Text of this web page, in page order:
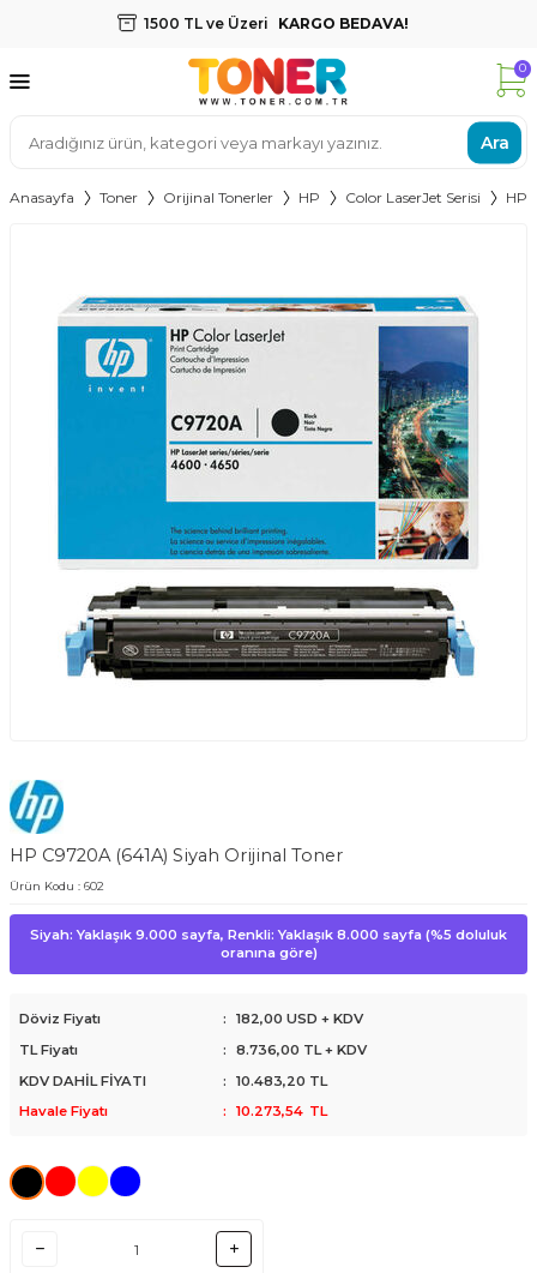
1500 TL ve Üzeri KARGO BEDAVA!
Ara
0
Anasayfa Toner Orijinal Tonerler HP Color LaserJet Serisi HP
HP C9720A (641A) Siyah Orijinal Toner
Ürün Kodu : 602
Siyah: Yaklaşık 9.000 sayfa, Renkli: Yaklaşık 8.000 sayfa (%5 doluluk
oranına göre)
Döviz Fiyatı :
182,00 USD + KDV
TL Fiyatı
: 8.736,00 TL + KDV
KDV DAHİL FİYATI
: 10.483,20 TL
Havale Fiyatı
: 10.273,54 TL